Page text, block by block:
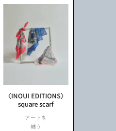
〈INOUI EDITIONS〉
square scarf
アートを
纏う